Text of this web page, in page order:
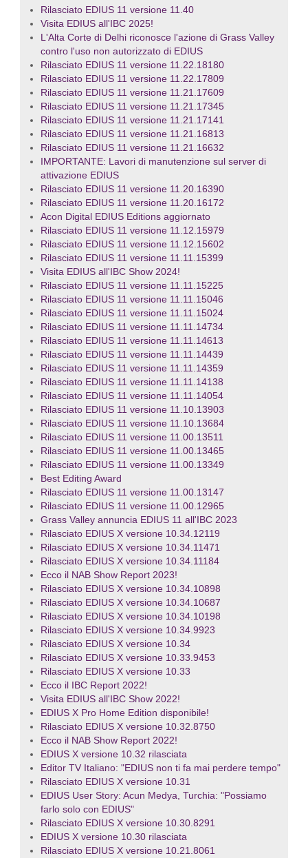
Rilasciato EDIUS 11 versione 11.40
Visita EDIUS all'IBC 2025!
L'Alta Corte di Delhi riconosce l'azione di Grass Valley
contro l'uso non autorizzato di EDIUS
Rilasciato EDIUS 11 versione 11.22.18180
Rilasciato EDIUS 11 versione 11.22.17809
Rilasciato EDIUS 11 versione 11.21.17609
Rilasciato EDIUS 11 versione 11.21.17345
Rilasciato EDIUS 11 versione 11.21.17141
Rilasciato EDIUS 11 versione 11.21.16813
Rilasciato EDIUS 11 versione 11.21.16632
IMPORTANTE: Lavori di manutenzione sul server di
attivazione EDIUS
Rilasciato EDIUS 11 versione 11.20.16390
Rilasciato EDIUS 11 versione 11.20.16172
Acon Digital EDIUS Editions aggiornato
Rilasciato EDIUS 11 versione 11.12.15979
Rilasciato EDIUS 11 versione 11.12.15602
Rilasciato EDIUS 11 versione 11.11.15399
Visita EDIUS all'IBC Show 2024!
Rilasciato EDIUS 11 versione 11.11.15225
Rilasciato EDIUS 11 versione 11.11.15046
Rilasciato EDIUS 11 versione 11.11.15024
Rilasciato EDIUS 11 versione 11.11.14734
Rilasciato EDIUS 11 versione 11.11.14613
Rilasciato EDIUS 11 versione 11.11.14439
Rilasciato EDIUS 11 versione 11.11.14359
Rilasciato EDIUS 11 versione 11.11.14138
Rilasciato EDIUS 11 versione 11.11.14054
Rilasciato EDIUS 11 versione 11.10.13903
Rilasciato EDIUS 11 versione 11.10.13684
Rilasciato EDIUS 11 versione 11.00.13511
Rilasciato EDIUS 11 versione 11.00.13465
Rilasciato EDIUS 11 versione 11.00.13349
Best Editing Award
Rilasciato EDIUS 11 versione 11.00.13147
Rilasciato EDIUS 11 versione 11.00.12965
Grass Valley annuncia EDIUS 11 all'IBC 2023
Rilasciato EDIUS X versione 10.34.12119
Rilasciato EDIUS X versione 10.34.11471
Rilasciato EDIUS X versione 10.34.11184
Ecco il NAB Show Report 2023!
Rilasciato EDIUS X versione 10.34.10898
Rilasciato EDIUS X versione 10.34.10687
Rilasciato EDIUS X versione 10.34.10198
Rilasciato EDIUS X versione 10.34.9923
Rilasciato EDIUS X versione 10.34
Rilasciato EDIUS X versione 10.33.9453
Rilasciato EDIUS X versione 10.33
Ecco il IBC Report 2022!
Visita EDIUS all'IBC Show 2022!
EDIUS X Pro Home Edition disponibile!
Rilasciato EDIUS X versione 10.32.8750
Ecco il NAB Show Report 2022!
EDIUS X versione 10.32 rilasciata
Editor TV Italiano: "EDIUS non ti fa mai perdere tempo"
Rilasciato EDIUS X versione 10.31
EDIUS User Story: Acun Medya, Turchia: "Possiamo
farlo solo con EDIUS"
Rilasciato EDIUS X versione 10.30.8291
EDIUS X versione 10.30 rilasciata
Rilasciato EDIUS X versione 10.21.8061